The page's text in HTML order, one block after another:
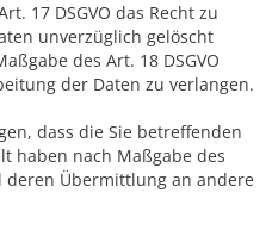
17 DSGVO das Recht zu
unverzüglich gelöscht
des Art. 18 DSGVO
der Daten zu verlangen.
dass die Sie betreffenden
haben nach Maßgabe des
deren Übermittlung an andere